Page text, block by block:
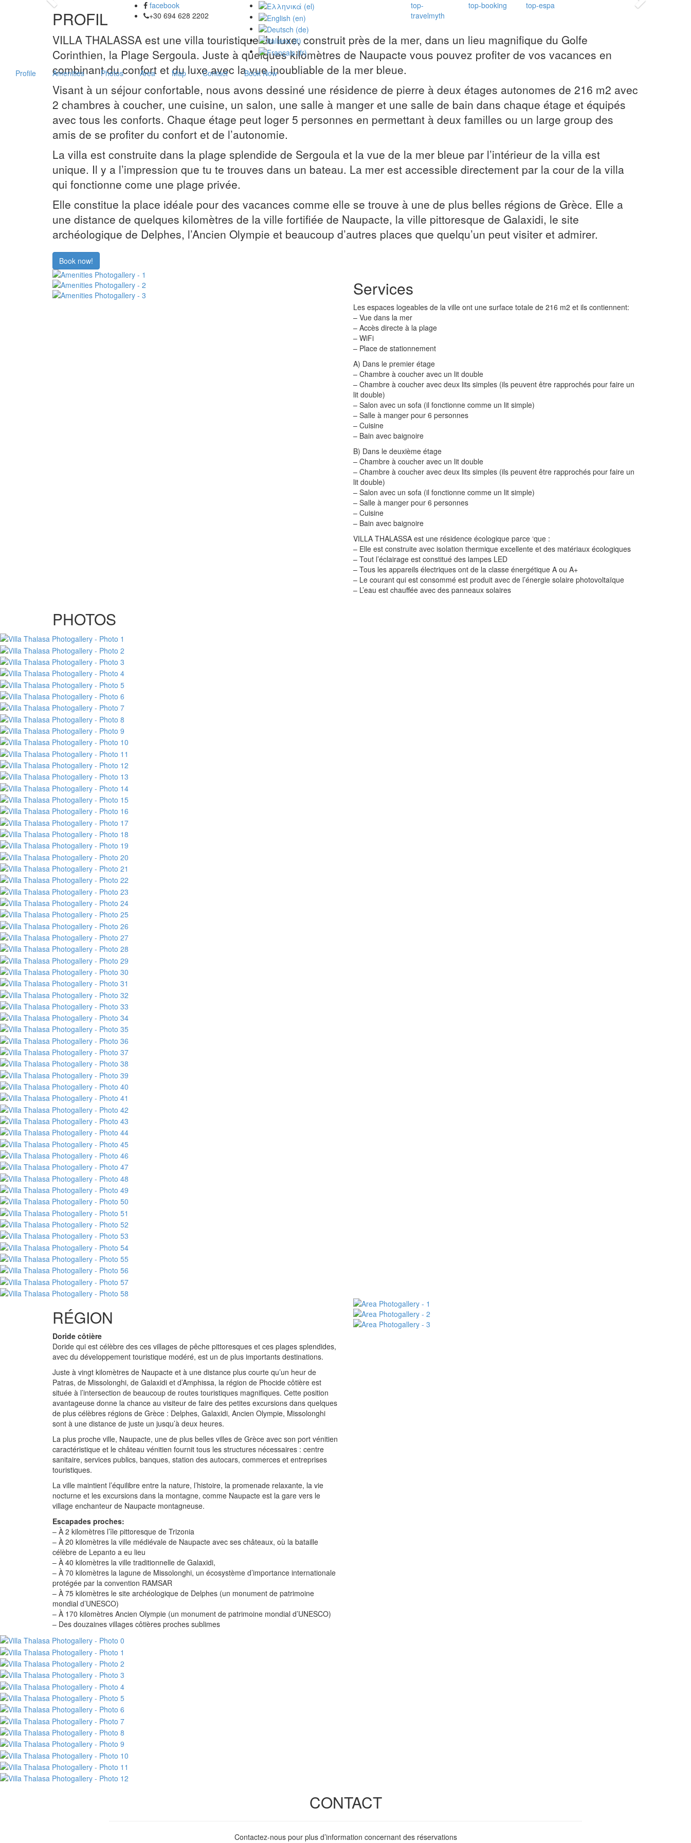
facebook
+30 694 628 2202
top-
travelmyth
top-booking top-espa
Villa
ThalasaLuxury
the
sea
Profile Amenities Photos Area Map Contact Book Now
Previous Next
PROFIL
VILLA THALASSA est une villa touristique du luxe, construit près de la mer, dans un lieu magnifique du Golfe
Corinthien, la Plage Sergoula. Juste à quelques kilomètres de Naupacte vous pouvez profiter de vos vacances en
combinant du confort et du luxe avec la vue inoubliable de la mer bleue.
Visant à un séjour confortable, nous avons dessiné une résidence de pierre à deux étages autonomes de 216 m2 avec
2 chambres à coucher, une cuisine, un salon, une salle à manger et une salle de bain dans chaque étage et équipés
avec tous les conforts. Chaque étage peut loger 5 personnes en permettant à deux familles ou un large group des
amis de se profiter du confort et de l’autonomie.
La villa est construite dans la plage splendide de Sergoula et la vue de la mer bleue par l’intérieur de la villa est
unique. Il y a l’impression que tu te trouves dans un bateau. La mer est accessible directement par la cour de la villa
qui fonctionne come une plage privée.
Elle constitue la place idéale pour des vacances comme elle se trouve à une de plus belles régions de Grèce. Elle a
une distance de quelques kilomètres de la ville fortifiée de Naupacte, la ville pittoresque de Galaxidi, le site
archéologique de Delphes, l’Ancien Olympie et beaucoup d’autres places que quelqu’un peut visiter et admirer.
Book now!
Services
Les espaces logeables de la ville ont une surface totale de 216 m2 et ils contiennent:
– Vue dans la mer
– Accès directe à la plage
– WiFi
– Place de stationnement
A) Dans le premier étage
– Chambre à coucher avec un lit double
– Chambre à coucher avec deux lits simples (ils peuvent être rapprochés pour faire un
lit double)
– Salon avec un sofa (il fonctionne comme un lit simple)
– Salle à manger pour 6 personnes
– Cuisine
– Bain avec baignoire
B) Dans le deuxième étage
– Chambre à coucher avec un lit double
– Chambre à coucher avec deux lits simples (ils peuvent être rapprochés pour faire un
lit double)
– Salon avec un sofa (il fonctionne comme un lit simple)
– Salle à manger pour 6 personnes
– Cuisine
– Bain avec baignoire
VILLA THALASSA est une résidence écologique parce ‘que :
– Elle est construite avec isolation thermique excellente et des matériaux écologiques
– Tout l’éclairage est constitué des lampes LED
– Tous les appareils électriques ont de la classe énergétique A ou A+
– Le courant qui est consommé est produit avec de l’énergie solaire photovoltaïque
– L’eau est chauffée avec des panneaux solaires
PHOTOS
RÉGION
Doride côtière
Doride qui est célèbre des ces villages de pêche pittoresques et ces plages splendides,
avec du développement touristique modéré, est un de plus importants destinations.
Juste à vingt kilomètres de Naupacte et à une distance plus courte qu’un heur de
Patras, de Missolonghi, de Galaxidi et d’Amphissa, la région de Phocide côtière est
située à l’intersection de beaucoup de routes touristiques magnifiques. Cette position
avantageuse donne la chance au visiteur de faire des petites excursions dans quelques
de plus célèbres régions de Grèce : Delphes, Galaxidi, Ancien Olympie, Missolonghi
sont à une distance de juste un jusqu’à deux heures.
La plus proche ville, Naupacte, une de plus belles villes de Grèce avec son port vénitien
caractéristique et le château vénitien fournit tous les structures nécessaires : centre
sanitaire, services publics, banques, station des autocars, commerces et entreprises
touristiques.
La ville maintient l’équilibre entre la nature, l’histoire, la promenade relaxante, la vie
nocturne et les excursions dans la montagne, comme Naupacte est la gare vers le
village enchanteur de Naupacte montagneuse.
Escapades proches:
– À 2 kilomètres l’île pittoresque de Trizonia
– À 20 kilomètres la ville médiévale de Naupacte avec ses châteaux, où la bataille
célèbre de Lepanto a eu lieu
– À 40 kilomètres la ville traditionnelle de Galaxidi,
– À 70 kilomètres la lagune de Missolonghi, un écosystème d’importance internationale
protégée par la convention RAMSAR
– À 75 kilomètres le site archéologique de Delphes (un monument de patrimoine
mondial d’UNESCO)
– À 170 kilomètres Ancien Olympie (un monument de patrimoine mondial d’UNESCO)
– Des douzaines villages côtières proches sublimes
CONTACT
Contactez-nous pour plus d’information concernant des réservations